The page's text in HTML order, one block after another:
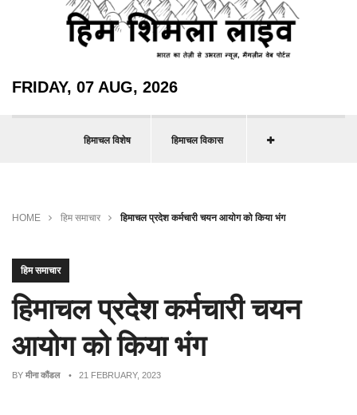
FRIDAY, 07 AUG, 2026
हिमाचल विशेष हिमाचल विकास
HOME हिम समाचार हिमाचल प्रदेश कर्मचारी चयन आयोग को किया भंग
हिम समाचार
हिमाचल प्रदेश कर्मचारी चयन
आयोग को किया भंग
BY मीना कौंडल • 21 FEBRUARY, 2023